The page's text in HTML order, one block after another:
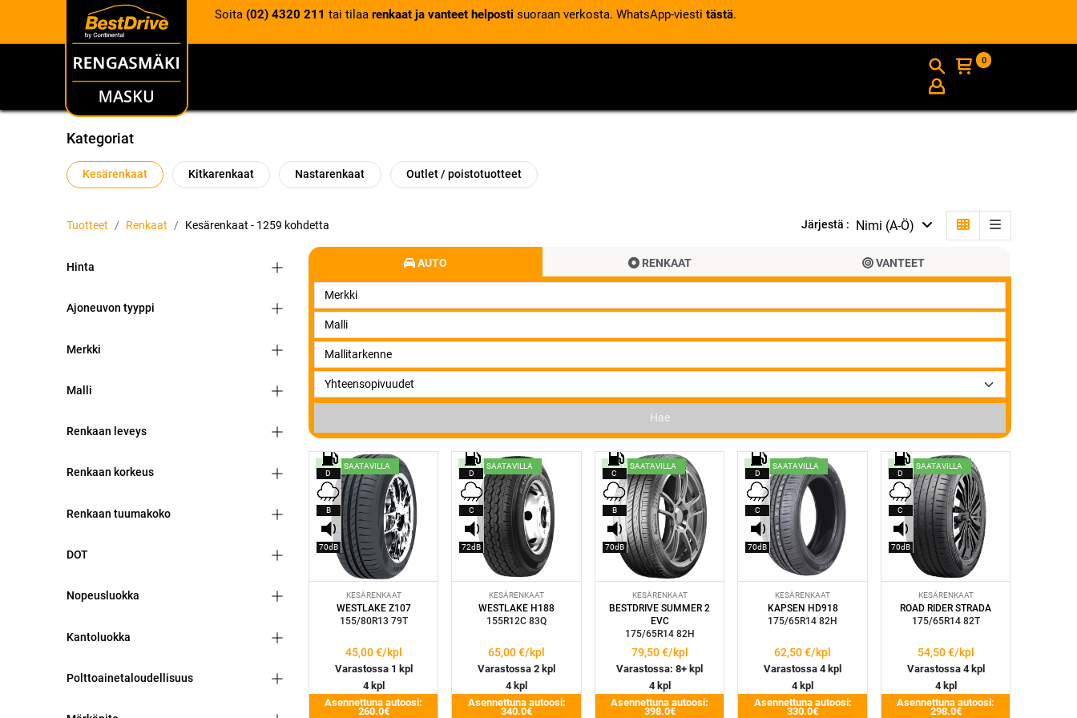
Soita (02) 4320 211 tai tilaa renkaat ja vanteet helposti suoraan verkosta. WhatsApp-viesti tästä.
RENKAAT INFO
0
Kategoriat
Kesärenkaat Kitkarenkaat Nastarenkaat Outlet / poistotuotteet
Tuotteet Renkaat Kesärenkaat - 1259 kohdetta Järjestä : Nimi (A-Ö)
Hinta
Ajoneuvon tyyppi
Merkki
Malli
Renkaan leveys
Renkaan korkeus
Renkaan tuumakoko
DOT
Nopeusluokka
Kantoluokka
Polttoainetaloudellisuus
AUTO RENKAAT VANTEET
Hae
HETI SAATAVILLA
D
B
70dB
KESÄRENKAAT
WESTLAKE Z107
155/80R13 79T
45,00€/kpl
Varastossa 1 kpl
4 kpl
Asennettuna autoosi:
260.0€
HETI SAATAVILLA
D
C
72dB
KESÄRENKAAT
WESTLAKE H188
155R12C 83Q
65,00€/kpl
Varastossa 2 kpl
4 kpl
Asennettuna autoosi:
340.0€
HETI SAATAVILLA
C
B
70dB
KESÄRENKAAT
BESTDRIVE SUMMER 2
EVC
175/65R14 82H
79,50€/kpl
Varastossa: 8+ kpl
4 kpl
Asennettuna autoosi:
398.0€
HETI SAATAVILLA
D
C
70dB
KESÄRENKAAT
KAPSEN HD918
175/65R14 82H
62,50€/kpl
Varastossa 4 kpl
4 kpl
Asennettuna autoosi:
330.0€
HETI SAATAVILLA
D
C
70dB
KESÄRENKAAT
ROAD RIDER STRADA
175/65R14 82T
54,50€/kpl
Varastossa 4 kpl
4 kpl
Asennettuna autoosi:
298.0€